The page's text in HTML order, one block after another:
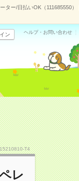
ター/日払いOK（111685550）
ン ヘルプ・お問い合わせ
T4
レ